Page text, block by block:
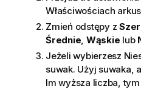
Właściwościach
Zmień odstępy z
Średnie Wąskie lub
Jeżeli wybierzesz
suwak. Użyj suwaka,
Im wyższa liczba,